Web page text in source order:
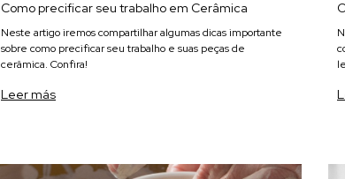
Como precificar seu trabalho em Cerâmica
Neste artigo iremos compartilhar algumas dicas importante
sobre como precificar seu trabalho e suas peças de
cerâmica. Confira!
Leer más